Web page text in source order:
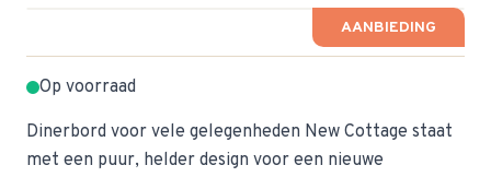
AANBIEDING
Op voorraad
Dinerbord voor vele gelegenheden New Cottage staat
met een puur, helder design voor een nieuwe